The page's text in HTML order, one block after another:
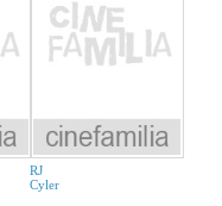
RJ
Cyler